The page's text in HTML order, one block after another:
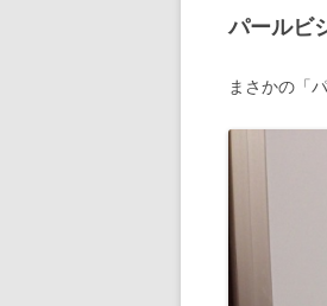
パールビ
まさかの「